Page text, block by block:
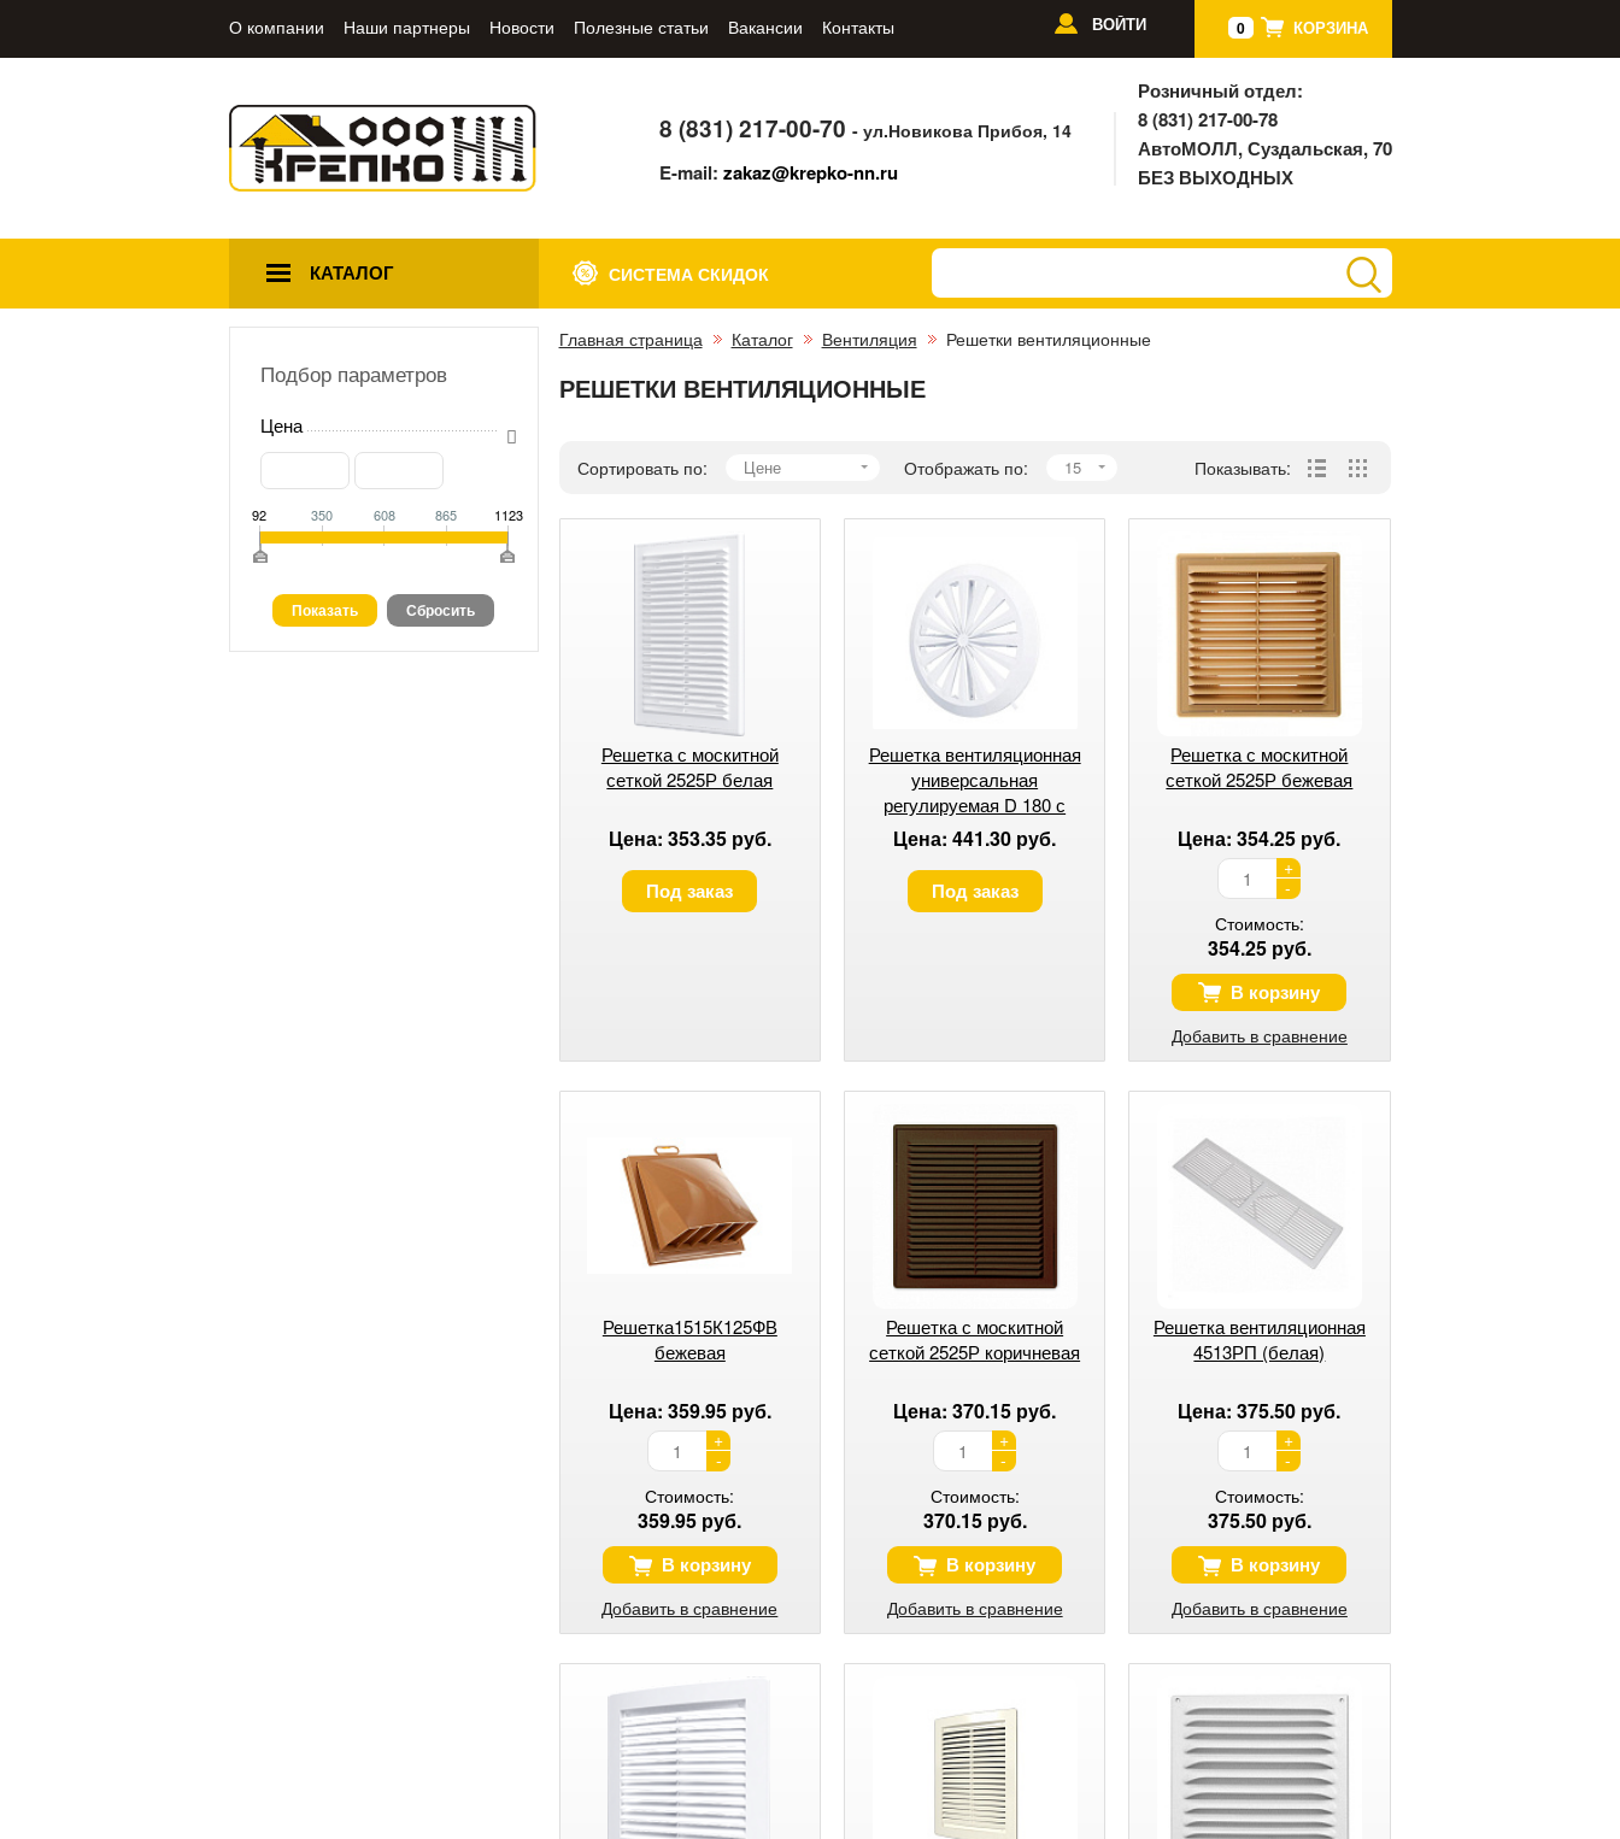
О компании Наши партнеры Новости Полезные статьи Вакансии Контакты 0 КОРЗИНА
ВОЙТИ
8 (831) 217-00-70- ул.Новикова Прибоя, 14
E-mail:zakaz@krepko-nn.ru
Розничный отдел:
8 (831) 217-00-78
АвтоМОЛЛ, Суздальская, 70
БЕЗ ВЫХОДНЫХ
КАТАЛОГ СИСТЕМА СКИДОК
Подбор параметров
Цена
92 350 608 865 1123
Главная страница Каталог Вентиляция Решетки вентиляционные
РЕШЕТКИ ВЕНТИЛЯЦИОННЫЕ
Сортировать по: Цене Отображать по: 15 Показывать:
Решетка с москитной
сеткой 2525Р белая
Цена: 353.35 руб.
Под заказ
Решетка вентиляционная
универсальная
регулируемая D 180 с
фланцем D 90-160 10RKU
Цена: 441.30 руб.
Под заказ
Решетка с москитной
сеткой 2525Р бежевая
Цена: 354.25 руб.
+
-
Стоимость:
354.25 руб.
В корзину
Добавить в сравнение
Решетка1515К125ФВ
бежевая
Цена: 359.95 руб.
+
-
Стоимость:
359.95 руб.
В корзину
Добавить в сравнение
Решетка с москитной
сеткой 2525Р коричневая
Цена: 370.15 руб.
+
-
Стоимость:
370.15 руб.
В корзину
Добавить в сравнение
Решетка вентиляционная
4513РП (белая)
Цена: 375.50 руб.
+
-
Стоимость:
375.50 руб.
В корзину
Добавить в сравнение